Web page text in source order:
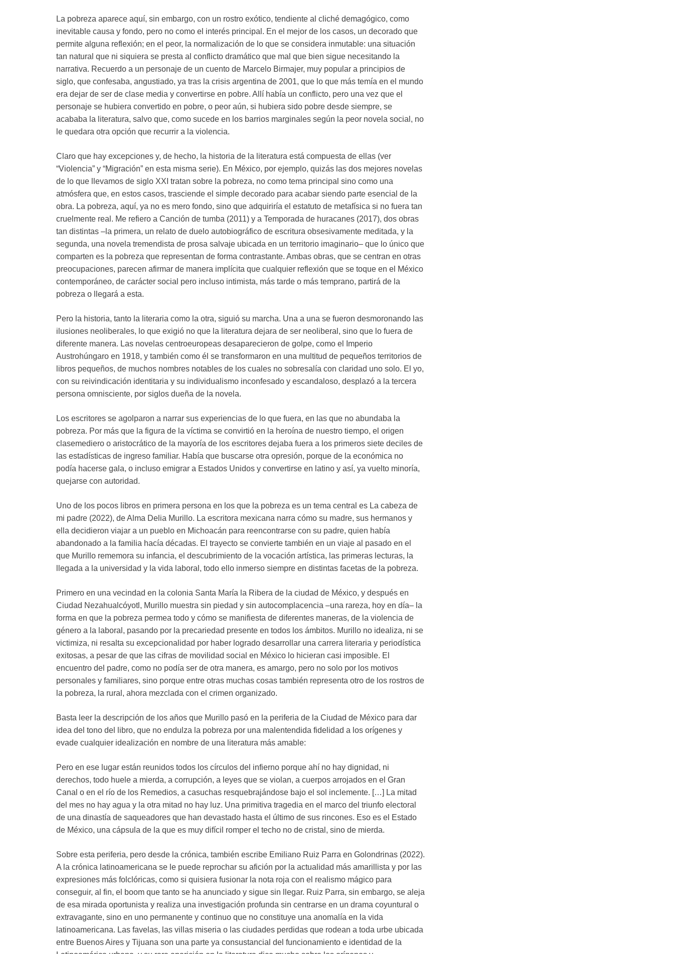
La pobreza aparece aquí, sin embargo, con un rostro exótico, tendiente al cliché demagógico, como
inevitable causa y fondo, pero no como el interés principal. En el mejor de los casos, un decorado que
permite alguna reflexión; en el peor, la normalización de lo que se considera inmutable: una situación
tan natural que ni siquiera se presta al conflicto dramático que mal que bien sigue necesitando la
narrativa. Recuerdo a un personaje de un cuento de Marcelo Birmajer, muy popular a principios de
siglo, que confesaba, angustiado, ya tras la crisis argentina de 2001, que lo que más temía en el mundo
era dejar de ser de clase media y convertirse en pobre. Allí había un conflicto, pero una vez que el
personaje se hubiera convertido en pobre, o peor aún, si hubiera sido pobre desde siempre, se
acababa la literatura, salvo que, como sucede en los barrios marginales según la peor novela social, no
le quedara otra opción que recurrir a la violencia.
Claro que hay excepciones y, de hecho, la historia de la literatura está compuesta de ellas (ver
“Violencia” y “Migración” en esta misma serie). En México, por ejemplo, quizás las dos mejores novelas
de lo que llevamos de siglo XXI tratan sobre la pobreza, no como tema principal sino como una
atmósfera que, en estos casos, trasciende el simple decorado para acabar siendo parte esencial de la
obra. La pobreza, aquí, ya no es mero fondo, sino que adquiriría el estatuto de metafísica si no fuera tan
cruelmente real. Me refiero a Canción de tumba (2011) y a Temporada de huracanes (2017), dos obras
tan distintas –la primera, un relato de duelo autobiográfico de escritura obsesivamente meditada, y la
segunda, una novela tremendista de prosa salvaje ubicada en un territorio imaginario– que lo único que
comparten es la pobreza que representan de forma contrastante. Ambas obras, que se centran en otras
preocupaciones, parecen afirmar de manera implícita que cualquier reflexión que se toque en el México
contemporáneo, de carácter social pero incluso intimista, más tarde o más temprano, partirá de la
pobreza o llegará a esta.
Pero la historia, tanto la literaria como la otra, siguió su marcha. Una a una se fueron desmoronando las
ilusiones neoliberales, lo que exigió no que la literatura dejara de ser neoliberal, sino que lo fuera de
diferente manera. Las novelas centroeuropeas desaparecieron de golpe, como el Imperio
Austrohúngaro en 1918, y también como él se transformaron en una multitud de pequeños territorios de
libros pequeños, de muchos nombres notables de los cuales no sobresalía con claridad uno solo. El yo,
con su reivindicación identitaria y su individualismo inconfesado y escandaloso, desplazó a la tercera
persona omnisciente, por siglos dueña de la novela.
Los escritores se agolparon a narrar sus experiencias de lo que fuera, en las que no abundaba la
pobreza. Por más que la figura de la víctima se convirtió en la heroína de nuestro tiempo, el origen
clasemediero o aristocrático de la mayoría de los escritores dejaba fuera a los primeros siete deciles de
las estadísticas de ingreso familiar. Había que buscarse otra opresión, porque de la económica no
podía hacerse gala, o incluso emigrar a Estados Unidos y convertirse en latino y así, ya vuelto minoría,
quejarse con autoridad.
Uno de los pocos libros en primera persona en los que la pobreza es un tema central es La cabeza de
mi padre (2022), de Alma Delia Murillo. La escritora mexicana narra cómo su madre, sus hermanos y
ella decidieron viajar a un pueblo en Michoacán para reencontrarse con su padre, quien había
abandonado a la familia hacía décadas. El trayecto se convierte también en un viaje al pasado en el
que Murillo rememora su infancia, el descubrimiento de la vocación artística, las primeras lecturas, la
llegada a la universidad y la vida laboral, todo ello inmerso siempre en distintas facetas de la pobreza.
Primero en una vecindad en la colonia Santa María la Ribera de la ciudad de México, y después en
Ciudad Nezahualcóyotl, Murillo muestra sin piedad y sin autocomplacencia –una rareza, hoy en día– la
forma en que la pobreza permea todo y cómo se manifiesta de diferentes maneras, de la violencia de
género a la laboral, pasando por la precariedad presente en todos los ámbitos. Murillo no idealiza, ni se
victimiza, ni resalta su excepcionalidad por haber logrado desarrollar una carrera literaria y periodística
exitosas, a pesar de que las cifras de movilidad social en México lo hicieran casi imposible. El
encuentro del padre, como no podía ser de otra manera, es amargo, pero no solo por los motivos
personales y familiares, sino porque entre otras muchas cosas también representa otro de los rostros de
la pobreza, la rural, ahora mezclada con el crimen organizado.
Basta leer la descripción de los años que Murillo pasó en la periferia de la Ciudad de México para dar
idea del tono del libro, que no endulza la pobreza por una malentendida fidelidad a los orígenes y
evade cualquier idealización en nombre de una literatura más amable:
Pero en ese lugar están reunidos todos los círculos del infierno porque ahí no hay dignidad, ni
derechos, todo huele a mierda, a corrupción, a leyes que se violan, a cuerpos arrojados en el Gran
Canal o en el río de los Remedios, a casuchas resquebrajándose bajo el sol inclemente. […] La mitad
del mes no hay agua y la otra mitad no hay luz. Una primitiva tragedia en el marco del triunfo electoral
de una dinastía de saqueadores que han devastado hasta el último de sus rincones. Eso es el Estado
de México, una cápsula de la que es muy difícil romper el techo no de cristal, sino de mierda.
Sobre esta periferia, pero desde la crónica, también escribe Emiliano Ruiz Parra en Golondrinas (2022).
A la crónica latinoamericana se le puede reprochar su afición por la actualidad más amarillista y por las
expresiones más folclóricas, como si quisiera fusionar la nota roja con el realismo mágico para
conseguir, al fin, el boom que tanto se ha anunciado y sigue sin llegar. Ruiz Parra, sin embargo, se aleja
de esa mirada oportunista y realiza una investigación profunda sin centrarse en un drama coyuntural o
extravagante, sino en uno permanente y continuo que no constituye una anomalía en la vida
latinoamericana. Las favelas, las villas miseria o las ciudades perdidas que rodean a toda urbe ubicada
entre Buenos Aires y Tijuana son una parte ya consustancial del funcionamiento e identidad de la